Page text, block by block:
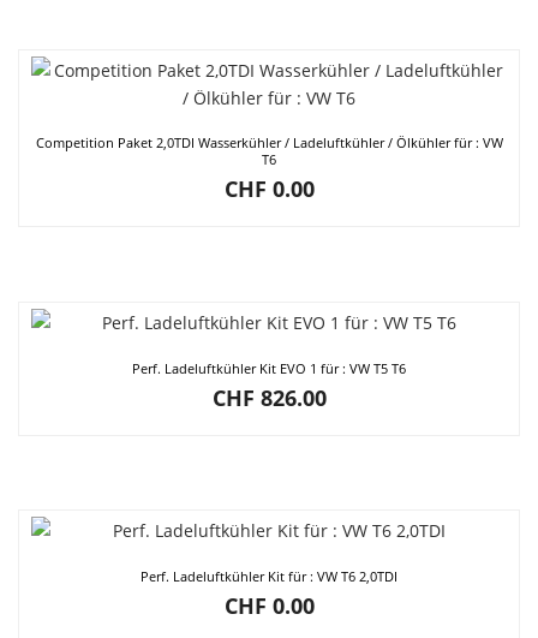
Competition Paket 2,0TDI Wasserkühler / Ladeluftkühler / Ölkühler für : VW
T6
CHF 0.00
Perf. Ladeluftkühler Kit EVO 1 für : VW T5 T6
CHF 826.00
Perf. Ladeluftkühler Kit für : VW T6 2,0TDI
CHF 0.00